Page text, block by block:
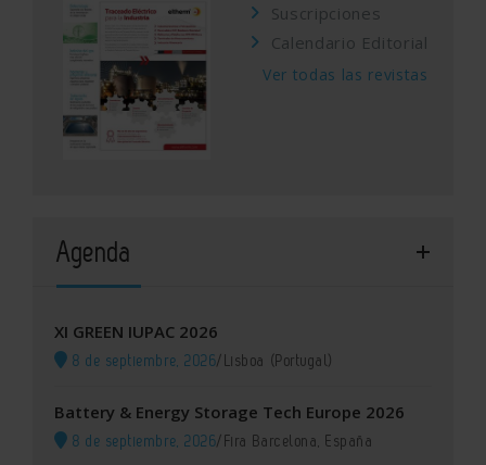
Suscripciones
Calendario Editorial
Ver todas las revistas
Agenda
XI GREEN IUPAC 2026
8 de septiembre, 2026/Lisboa (Portugal)
Battery & Energy Storage Tech Europe 2026
8 de septiembre, 2026/Fira Barcelona, España